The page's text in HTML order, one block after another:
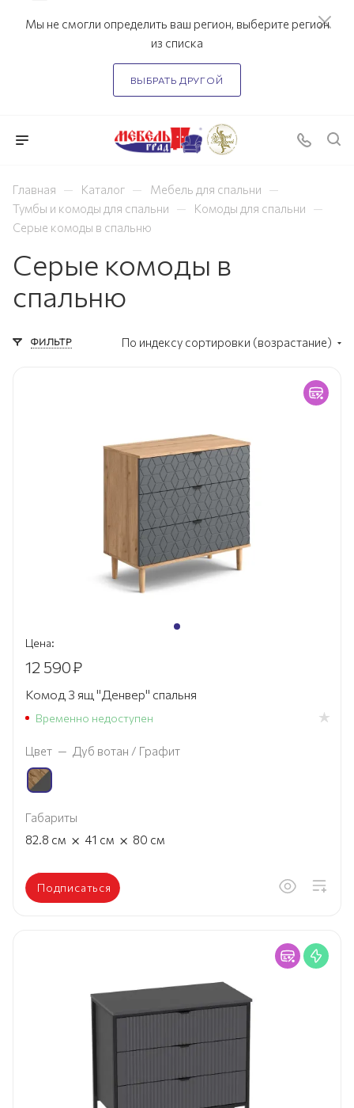
Мы не смогли определить ваш регион, выберите регион
из списка
ВЫБРАТЬ ДРУГОЙ
Главная — Каталог — Мебель для спальни —
Тумбы и комоды для спальни — Комоды для спальни —
Серые комоды в спальню
Серые комоды в
спальню
ФИЛЬТР По индексу сортировки (возрастание)
Цена:
12 590₽
Комод 3 ящ "Денвер" спальня
Временно недоступен
Цвет — Дуб вотан / Графит
Габариты
82.8 см × 41 см × 80 см
Подписаться